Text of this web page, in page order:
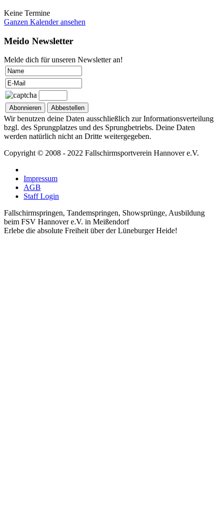
Keine Termine
Ganzen Kalender ansehen
Meido Newsletter
Melde dich für unseren Newsletter an!
Wir benutzen deine Daten ausschließlich zur Informationsverteilung
bzgl. des Sprungplatzes und des Sprungbetriebs. Deine Daten
werden natürlich nicht an Dritte weitergegeben.
Copyright © 2008 - 2022 Fallschirmsportverein Hannover e.V.
Impressum
AGB
Staff Login
Fallschirmspringen, Tandemspringen, Showsprünge, Ausbildung
beim FSV Hannover e.V. in Meißendorf
Erlebe die absolute Freiheit über der Lüneburger Heide!